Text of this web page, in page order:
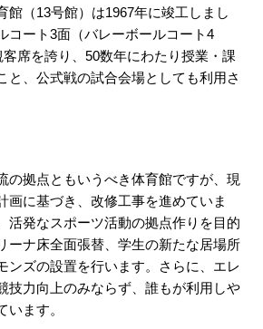
館（13号館）は1967年に竣工しまし
コート3面（バレーボールコート4
席を誇り、50数年にわたり授業・課
と、公式戦の試合会場としても利用さ
の拠点ともいうべき体育館ですが、現
画に基づき、改修工事を進めていま
活発なスポーツ活動の拠点作りを目的
ーナ床全面張替、学生の新たな居場所
ンズの設置を行います。さらに、エレ
技力向上のみならず、誰もが利用しや
います。